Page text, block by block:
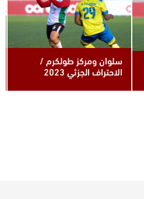
سلوان ومركز طولكرم /
الاحتراف الجزئي 2023